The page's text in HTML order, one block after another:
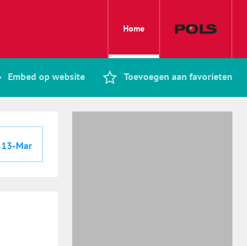
Home
Embed op website Toevoegen aan favorieten
13-Mar